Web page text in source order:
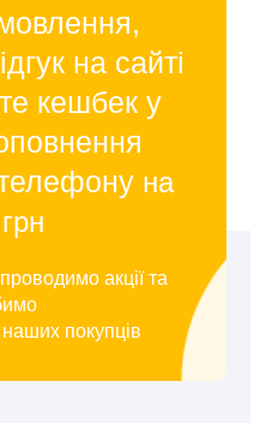
на сайті
кешбек у
на
акції та
покупців